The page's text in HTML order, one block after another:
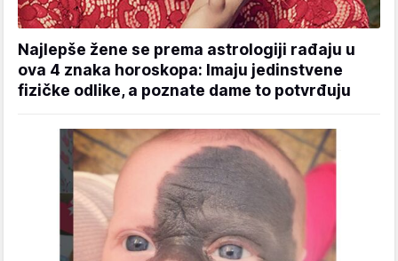
Najlepše žene se prema astrologiji rađaju u
ova 4 znaka horoskopa: Imaju jedinstvene
fizičke odlike, a poznate dame to potvrđuju